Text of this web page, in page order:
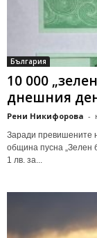
България
10 000
днешния
Рени Никифорова -
Заради превишените
община пусна „Зелен
1 лв. за...